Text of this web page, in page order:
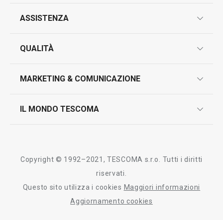
ASSISTENZA
contatti
QUALITÀ
test sui prodotti
MARKETING & COMUNICAZIONE
IL MONDO TESCOMA
Tescoma nel mondo
Copyright © 1992–2021, TESCOMA s.r.o. Tutti i diritti
riservati.
Questo sito utilizza i cookies Maggiori informazioni
Aggiornamento cookies